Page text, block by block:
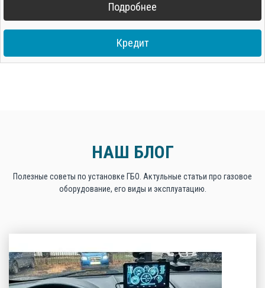
Подробнее
Кредит
НАШ БЛОГ
Полезные советы по установке ГБО. Актульные статьи про газовое
оборудование, его виды и эксплуатацию.